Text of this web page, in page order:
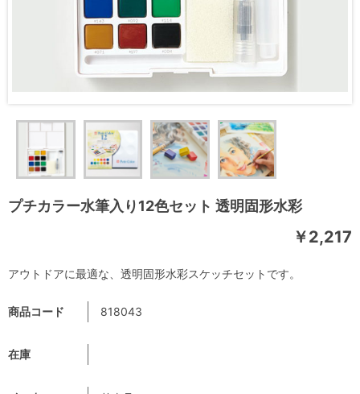
プチカラー水筆入り12色セット 透明固形水彩
￥2,217
商品コード 818043
在庫
アウトドアに最適な、透明固形水彩スケッチセットです。